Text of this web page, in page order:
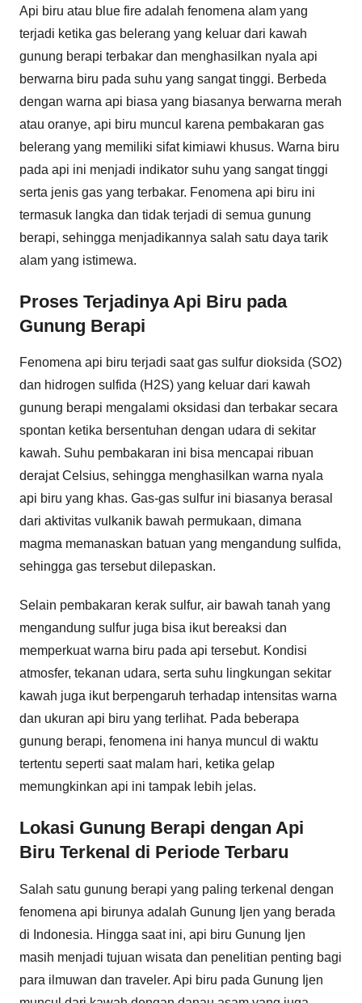
Api biru atau blue fire adalah fenomena alam yang
terjadi ketika gas belerang yang keluar dari kawah
gunung berapi terbakar dan menghasilkan nyala api
berwarna biru pada suhu yang sangat tinggi. Berbeda
dengan warna api biasa yang biasanya berwarna merah
atau oranye, api biru muncul karena pembakaran gas
belerang yang memiliki sifat kimiawi khusus. Warna biru
pada api ini menjadi indikator suhu yang sangat tinggi
serta jenis gas yang terbakar. Fenomena api biru ini
termasuk langka dan tidak terjadi di semua gunung
berapi, sehingga menjadikannya salah satu daya tarik
alam yang istimewa.
Proses Terjadinya Api Biru pada
Gunung Berapi
Fenomena api biru terjadi saat gas sulfur dioksida (SO2)
dan hidrogen sulfida (H2S) yang keluar dari kawah
gunung berapi mengalami oksidasi dan terbakar secara
spontan ketika bersentuhan dengan udara di sekitar
kawah. Suhu pembakaran ini bisa mencapai ribuan
derajat Celsius, sehingga menghasilkan warna nyala
api biru yang khas. Gas-gas sulfur ini biasanya berasal
dari aktivitas vulkanik bawah permukaan, dimana
magma memanaskan batuan yang mengandung sulfida,
sehingga gas tersebut dilepaskan.
Selain pembakaran kerak sulfur, air bawah tanah yang
mengandung sulfur juga bisa ikut bereaksi dan
memperkuat warna biru pada api tersebut. Kondisi
atmosfer, tekanan udara, serta suhu lingkungan sekitar
kawah juga ikut berpengaruh terhadap intensitas warna
dan ukuran api biru yang terlihat. Pada beberapa
gunung berapi, fenomena ini hanya muncul di waktu
tertentu seperti saat malam hari, ketika gelap
memungkinkan api ini tampak lebih jelas.
Lokasi Gunung Berapi dengan Api
Biru Terkenal di Periode Terbaru
Salah satu gunung berapi yang paling terkenal dengan
fenomena api birunya adalah Gunung Ijen yang berada
di Indonesia. Hingga saat ini, api biru Gunung Ijen
masih menjadi tujuan wisata dan penelitian penting bagi
para ilmuwan dan traveler. Api biru pada Gunung Ijen